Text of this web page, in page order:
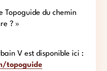
Topoguide du chemin
? »
V est disponible ici :
topoguide